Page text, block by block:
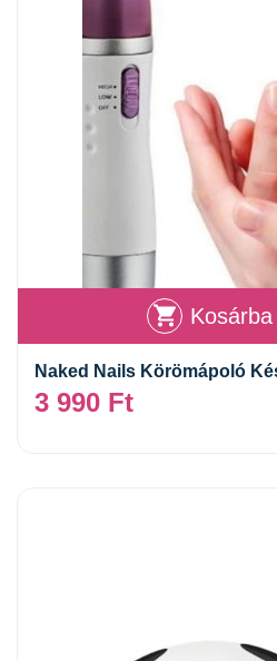
Naked Nails Körömápoló
3 990 Ft